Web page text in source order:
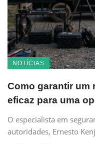
NOTÍCIAS
Como garantir um
eficaz para uma
O especialista em
autoridades, Ernesto